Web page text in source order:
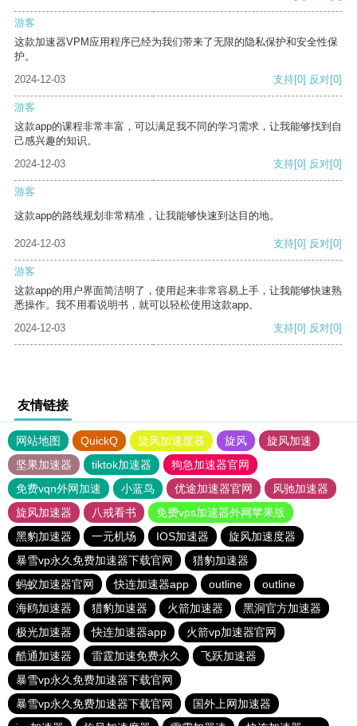
游客
这款加速器VPM应用程序已经为我们带来了无限的隐私保护和安全性保
护。
2024-12-03
支持[0] 反对[0]
游客
这款app的课程非常丰富，可以满足我不同的学习需求，让我能够找到自
己感兴趣的知识。
2024-12-03
支持[0] 反对[0]
游客
这款app的路线规划非常精准，让我能够快速到达目的地。
2024-12-03 支持[0] 反对[0]
游客
这款app的用户界面简洁明了，使用起来非常容易上手，让我能够快速熟
悉操作。我不用看说明书，就可以轻松使用这款app。
2024-12-03
支持[0] 反对[0]
友情链接
网站地图 QuickQ 旋风加速度器 旋风
旋风加速
坚果加速器
tiktok加速器
狗急加速器官网
免费vqn外网加速
小蓝鸟 优途加速器官网
风驰加速器
旋风加速器
八戒看书
免费vps加速器外网苹果版
黑豹加速器
一元机场 IOS加速器
旋风加速度器
暴雪vp永久免费加速器下载官网
猎豹加速器
蚂蚁加速器官网
快连加速器app outline
outline
海鸥加速器
猎豹加速器 火箭加速器
黑洞官方加速器
极光加速器
快连加速器app
火箭vp加速器官网
酷通加速器
雷霆加速免费永久
飞跃加速器
暴雪vp永久免费加速器下载官网
暴雪vp永久免费加速器下载官网
国外上网加速器